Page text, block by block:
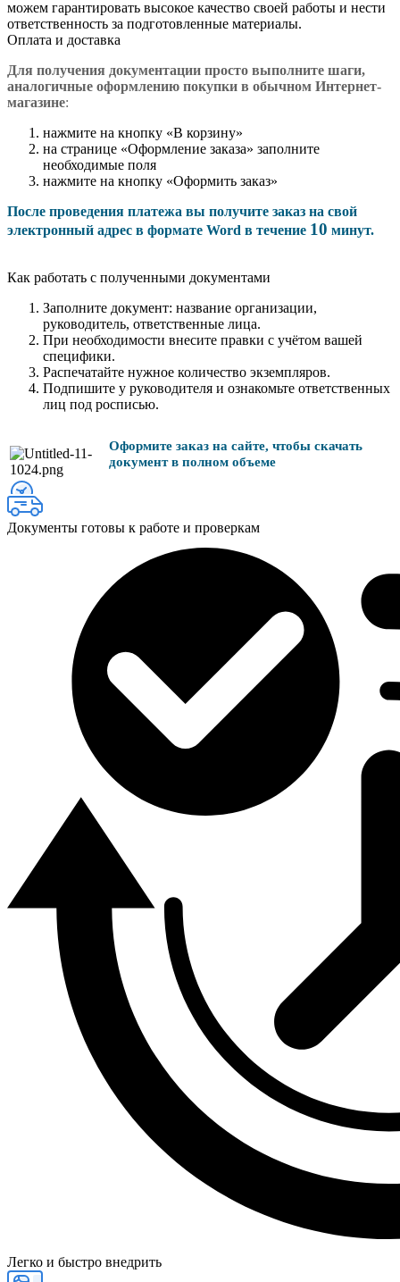
можем гарантировать высокое качество своей работы и нести
ответственность за подготовленные материалы.
Оплата и доставка
Для получения документации просто выполните шаги,
аналогичные оформлению покупки в обычном Интернет-
магазине:
нажмите на кнопку «В корзину»
на странице «Оформление заказа» заполните
необходимые поля
нажмите на кнопку «Оформить заказ»
После проведения платежа вы получите заказ на свой
электронный адрес в формате Word в течение 10 минут.
Как работать с полученными документами
Заполните документ: название организации,
руководитель, ответственные лица.
При необходимости внесите правки с учётом вашей
специфики.
Распечатайте нужное количество экземпляров.
Подпишите у руководителя и ознакомьте ответственных
лиц под росписью.
Оформите заказ на сайте, чтобы скачать
документ в полном объеме
Документы готовы к работе и проверкам
Легко и быстро внедрить